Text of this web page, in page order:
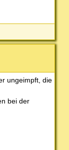
ungeimpft, die
bei der